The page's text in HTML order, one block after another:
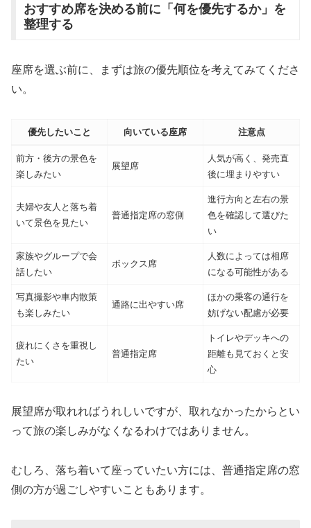
おすすめ席を決める前に「何を優先するか」を
整理する
座席を選ぶ前に、まずは旅の優先順位を考えてみてくださ
い。
優先したいこと 向いている座席 注意点
前方・後方の景色を
楽しみたい
展望席
人気が高く、発売直
後に埋まりやすい
夫婦や友人と落ち着
いて景色を見たい
普通指定席の窓側
進行方向と左右の景
色を確認して選びた
い
家族やグループで会
話したい
ボックス席
人数によっては相席
になる可能性がある
写真撮影や車内散策
も楽しみたい
通路に出やすい席
ほかの乗客の通行を
妨げない配慮が必要
疲れにくさを重視し
たい
普通指定席
トイレやデッキへの
距離も見ておくと安
心
展望席が取れればうれしいですが、取れなかったからとい
って旅の楽しみがなくなるわけではありません。
むしろ、落ち着いて座っていたい方には、普通指定席の窓
側の方が過ごしやすいこともあります。